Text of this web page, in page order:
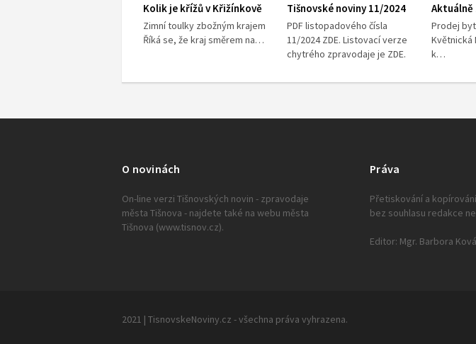
Kolik je křížů v Křižínkově
Zimní toulky zbožným krajem
Říká se, že kraj směrem na…
Tišnovské noviny 11/2024
PDF listopadového čísla
11/2024 ZDE. Listovací verze
chytrého zpravodaje je ZDE.
Aktuálně
Prodej
Květnická
k…
O novinách
On-line verzi Tišnovských novin - zpravodaje
města Tišnova - najdete také na webu města
Tišnova (www.tisnov.cz).
Práva
Přetiskování a
bez souhlasu redakce
Editor: Mgr. Barbora
2021 | TisnovskeNoviny.cz - všechna práva vyhrazena.